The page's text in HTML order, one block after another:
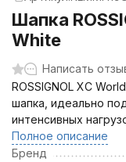
Шапка
White
Написать
ROSSIGNOL XC
шапка, идеально
интенсивных
Полное описание
Бренд